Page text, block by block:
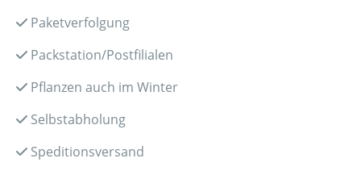
Paketverfolgung
Packstation/Postfilialen
Pflanzen auch im Winter
Selbstabholung
Speditionsversand